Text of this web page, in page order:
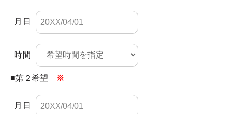
月日
時間
■第２希望 ※
月日